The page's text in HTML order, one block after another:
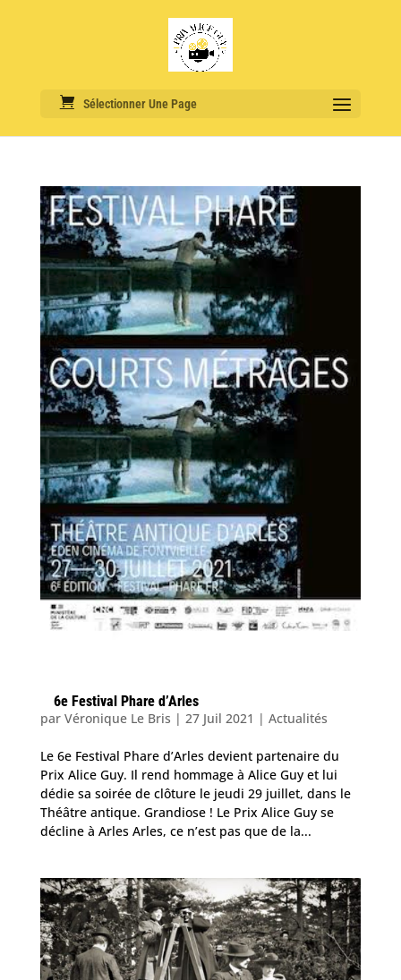
Sélectionner Une Page
6e Festival Phare d’Arles
par Véronique Le Bris | 27 Juil 2021 | Actualités
Le 6e Festival Phare d’Arles devient partenaire du
Prix Alice Guy. Il rend hommage à Alice Guy et lui
dédie sa soirée de clôture le jeudi 29 juillet, dans le
Théâtre antique. Grandiose ! Le Prix Alice Guy se
décline à Arles Arles, ce n’est pas que de la...